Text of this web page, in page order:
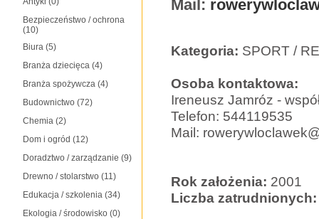
Bezpieczeństwo / ochrona
(10)
Biura (5)
Branża dziecięca (4)
Branża spożywcza (4)
Budownictwo (72)
Chemia (2)
Dom i ogród (12)
Doradztwo / zarządzanie (9)
Drewno / stolarstwo (11)
Edukacja / szkolenia (34)
Ekologia / środowisko (0)
Mail:
Kategoria: SPORT /
Osoba kontaktowa:
Ireneusz Jamróz -
Telefon: 544119535
Mail:
Rok założenia: 2001
Liczba zatrudnionych: